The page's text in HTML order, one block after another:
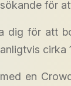
för
dig för att
cirka
en